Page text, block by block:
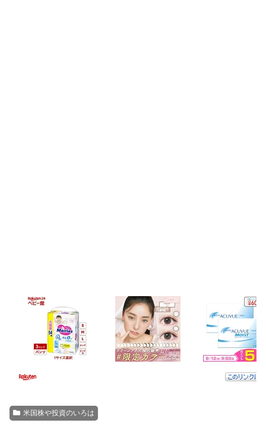
米国株や投資のいろは